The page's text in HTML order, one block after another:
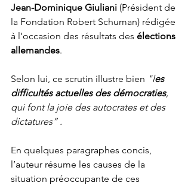
Jean-Dominique Giuliani (Président de
la Fondation Robert Schuman) rédigée
à l’occasion des résultats des élections
allemandes.
Selon lui, ce scrutin illustre bien "les
difficultés actuelles des démocraties,
qui font la joie des autocrates et des
dictatures” .
En quelques paragraphes concis,
l’auteur résume les causes de la
situation préoccupante de ces